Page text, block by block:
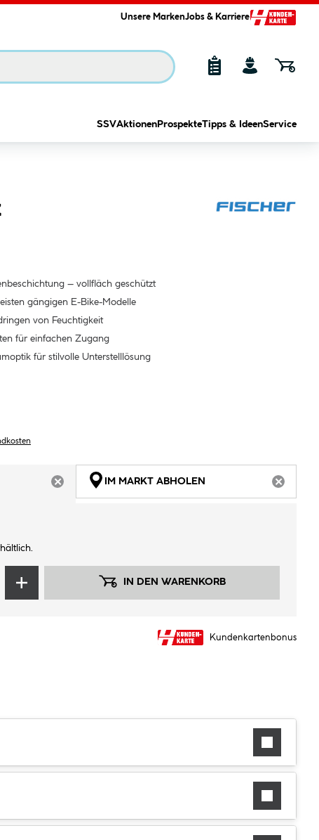
Unsere MarkenJobs & Karriere
SSVAktionen ProspekteTipps & IdeenService
– vollfläch geschützt
gängigen E-Bike-Modelle
von Feuchtigkeit
für einfachen Zugang
für stilvolle Unterstelllösung
ARTIKEL NICHT VERFÜGBAR
IM MARKT ABHOLEN
IN DEN WARENKORB
Kundenkartenbonus